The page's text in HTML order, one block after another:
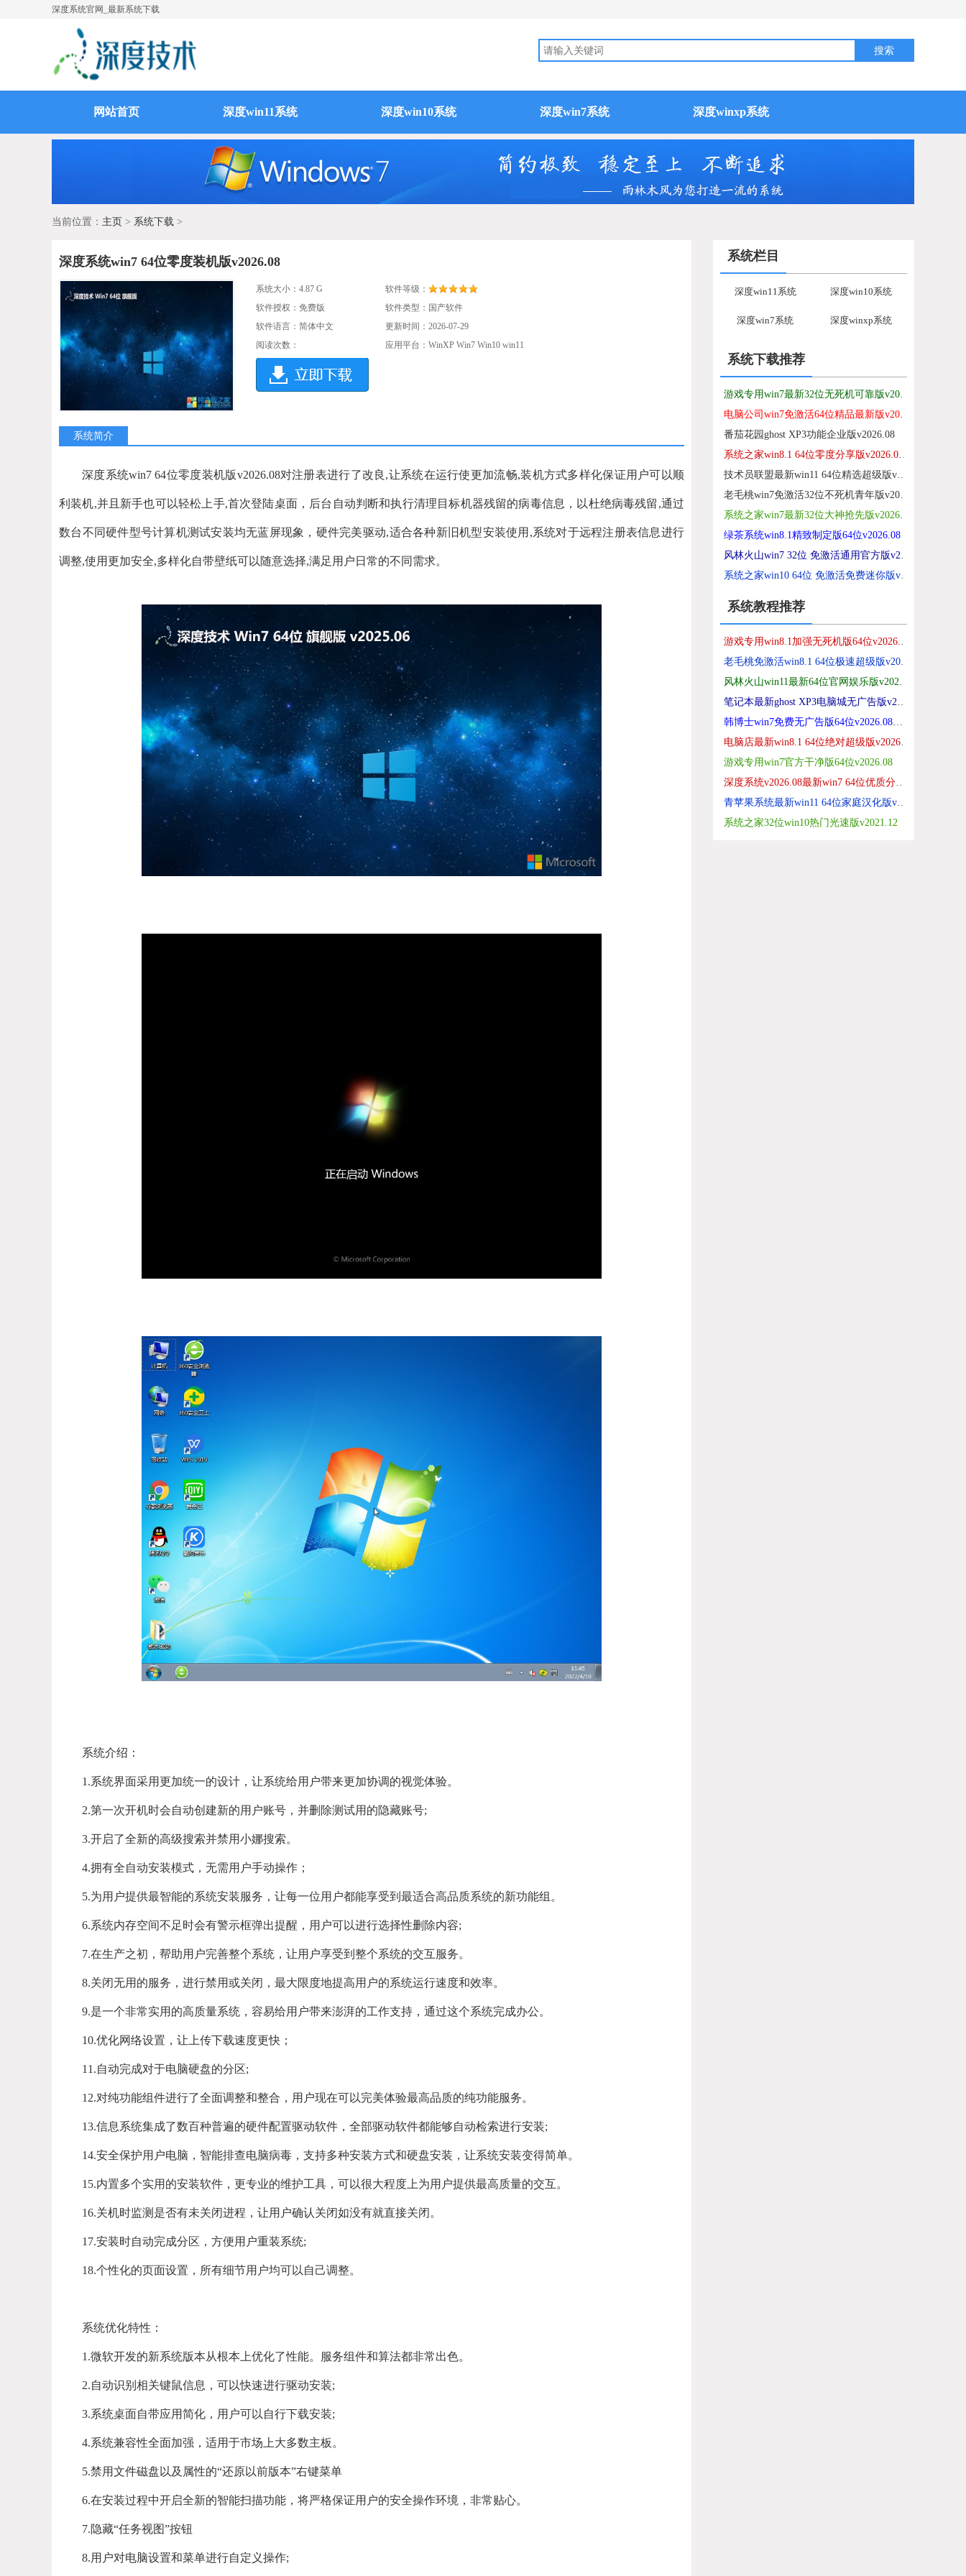
深度系统官网_最新系统下载
网站首页 深度win11系统 深度win10系统 深度win7系统 深度winxp系统
当前位置： 主页 > 系统下载 >
深度系统win7 64位零度装机版v2026.08
系统大小： 4.87 G
软件授权：免费版
软件语言：简体中文
阅读次数：
软件等级：
软件类型：国产软件
更新时间：2026-07-29
应用平台：WinXP Win7 Win10 win11
系统简介
深度系统win7 64位零度装机版v2026.08对注册表进行了改良,让系统在运行使更加流畅,装机方式多样化保证用户可以顺
利装机,并且新手也可以轻松上手,首次登陆桌面，后台自动判断和执行清理目标机器残留的病毒信息，以杜绝病毒残留,通过
数台不同硬件型号计算机测试安装均无蓝屏现象，硬件完美驱动,适合各种新旧机型安装使用,系统对于远程注册表信息进行
调整,使用更加安全,多样化自带壁纸可以随意选择,满足用户日常的不同需求。
系统介绍：
1.系统界面采用更加统一的设计，让系统给用户带来更加协调的视觉体验。
2.第一次开机时会自动创建新的用户账号，并删除测试用的隐藏账号;
3.开启了全新的高级搜索并禁用小娜搜索。
4.拥有全自动安装模式，无需用户手动操作；
5.为用户提供最智能的系统安装服务，让每一位用户都能享受到最适合高品质系统的新功能组。
6.系统内存空间不足时会有警示框弹出提醒，用户可以进行选择性删除内容;
7.在生产之初，帮助用户完善整个系统，让用户享受到整个系统的交互服务。
8.关闭无用的服务，进行禁用或关闭，最大限度地提高用户的系统运行速度和效率。
9.是一个非常实用的高质量系统，容易给用户带来澎湃的工作支持，通过这个系统完成办公。
10.优化网络设置，让上传下载速度更快；
11.自动完成对于电脑硬盘的分区;
12.对纯功能组件进行了全面调整和整合，用户现在可以完美体验最高品质的纯功能服务。
13.信息系统集成了数百种普遍的硬件配置驱动软件，全部驱动软件都能够自动检索进行安装;
14.安全保护用户电脑，智能排查电脑病毒，支持多种安装方式和硬盘安装，让系统安装变得简单。
15.内置多个实用的安装软件，更专业的维护工具，可以很大程度上为用户提供最高质量的交互。
16.关机时监测是否有未关闭进程，让用户确认关闭如没有就直接关闭。
17.安装时自动完成分区，方便用户重装系统;
18.个性化的页面设置，所有细节用户均可以自己调整。
系统优化特性：
1.微软开发的新系统版本从根本上优化了性能。服务组件和算法都非常出色。
2.自动识别相关键鼠信息，可以快速进行驱动安装;
3.系统桌面自带应用简化，用户可以自行下载安装;
4.系统兼容性全面加强，适用于市场上大多数主板。
5.禁用文件磁盘以及属性的“还原以前版本”右键菜单
6.在安装过程中开启全新的智能扫描功能，将严格保证用户的安全操作环境，非常贴心。
7.隐藏“任务视图”按钮
8.用户对电脑设置和菜单进行自定义操作;
系统栏目
深度win11系统 深度win10系统
深度win7系统 深度winxp系统
系统下载推荐
游戏专用win7最新32位无死机可靠版v2026.08
电脑公司win7免激活64位精品最新版v2021.12
番茄花园ghost XP3功能企业版v2026.08
系统之家win8.1 64位零度分享版v2026.08免激活
技术员联盟最新win11 64位精选超级版v2026.08
老毛桃win7免激活32位不死机青年版v2026.08
系统之家win7最新32位大神抢先版v2026.08
绿茶系统win8.1精致制定版64位v2026.08
风林火山win7 32位 免激活通用官方版v2026.08
系统之家win10 64位 免激活免费迷你版v2026.08
系统教程推荐
游戏专用win8.1加强无死机版64位v2026.08免激活
老毛桃免激活win8.1 64位极速超级版v2026.08
风林火山win11最新64位官网娱乐版v2026.08
笔记本最新ghost XP3电脑城无广告版v2026.08
韩博士win7免费无广告版64位v2026.08免激活
电脑店最新win8.1 64位绝对超级版v2026.08
游戏专用win7官方干净版64位v2026.08
深度系统v2026.08最新win7 64位优质分享版
青苹果系统最新win11 64位家庭汉化版v2026.08
系统之家32位win10热门光速版v2021.12